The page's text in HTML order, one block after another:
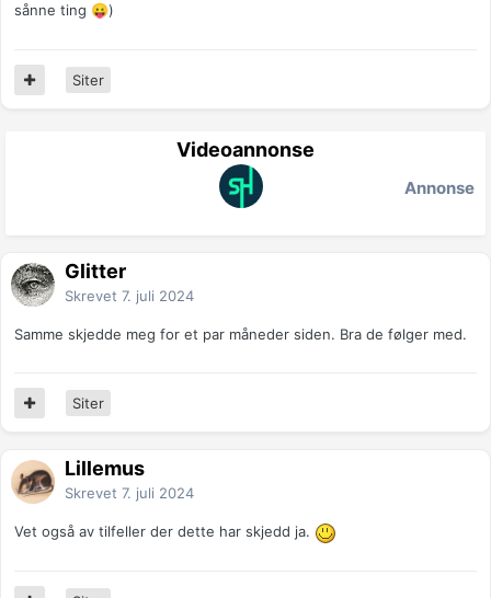
sånne ting 😛)
Siter
Videoannonse
Annonse
Glitter
Skrevet 7. juli 2024
Samme skjedde meg for et par måneder siden. Bra de følger med.
Siter
Lillemus
Skrevet 7. juli 2024
Vet også av tilfeller der dette har skjedd ja.